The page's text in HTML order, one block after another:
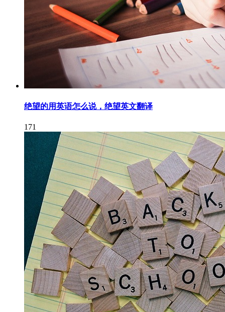
绝望的用英语怎么说，绝望英文翻译
171